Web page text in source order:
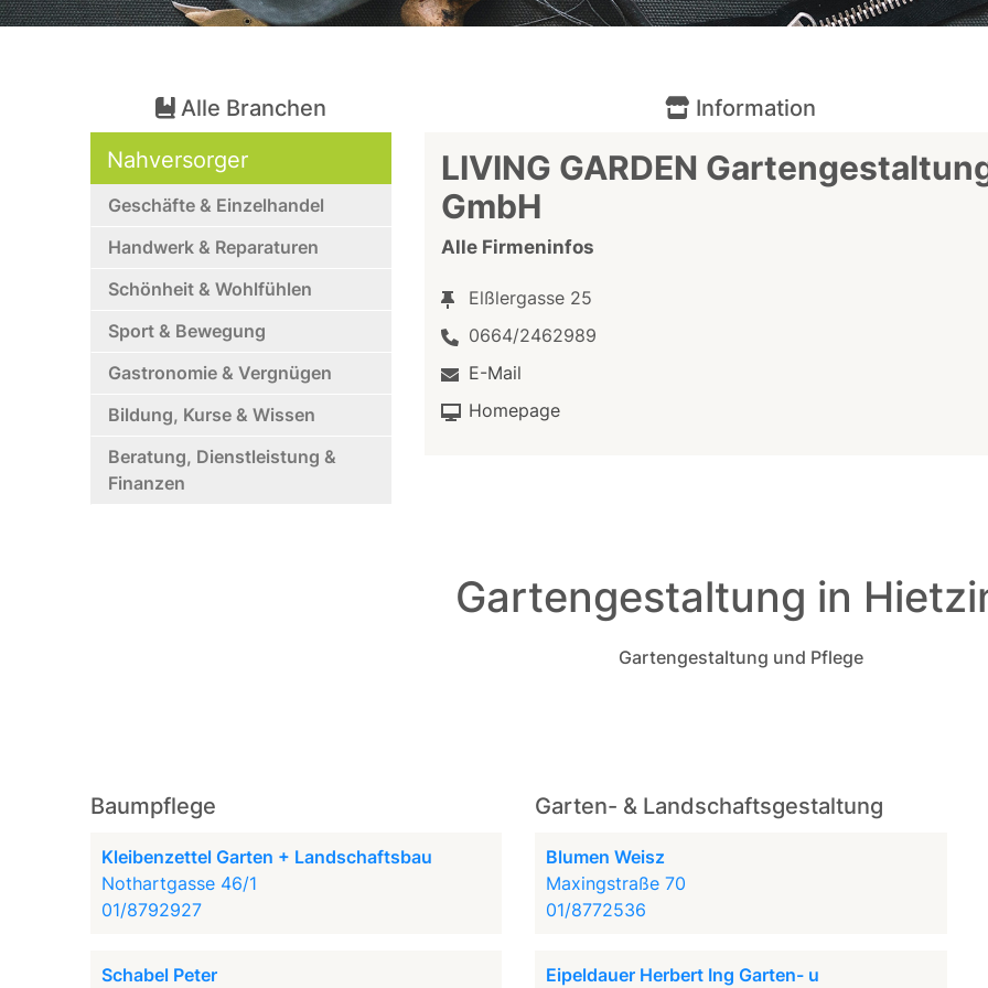
Alle Branchen
Information
Nahversorger
Geschäfte & Einzelhandel
Handwerk & Reparaturen
Schönheit & Wohlfühlen
Sport & Bewegung
Gastronomie & Vergnügen
Bildung, Kurse & Wissen
Beratung, Dienstleistung &
Finanzen
LIVING GARDEN
GmbH
Alle Firmeninfos
Elßlergasse 25
0664/2462989
E-Mail
Homepage
Gartengestaltung in
Gartengestaltung und Pflege
Baumpflege
Kleibenzettel Garten + Landschaftsbau
Nothartgasse 46/1
01/8792927
Schabel Peter
Garten- & Landschaftsgestaltung
Blumen Weisz
Maxingstraße 70
01/8772536
Eipeldauer Herbert Ing Garten- u